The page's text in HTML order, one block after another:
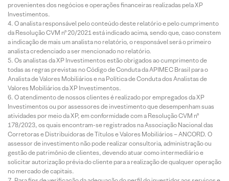
provenientes dos negócios e operações financeiras realizadas pela XP
Investimentos.
O analista responsável pelo conteúdo deste relatório e pelo cumprimento
da Resolução CVM nº 20/2021 está indicado acima, sendo que, caso constem
a indicação de mais um analista no relatório, o responsável será o primeiro
analista credenciado a ser mencionado no relatório.
Os analistas da XP Investimentos estão obrigados ao cumprimento de
todas as regras previstas no Código de Conduta da APIMEC Brasil para o
Analista de Valores Mobiliários e na Política de Conduta dos Analistas de
Valores Mobiliários da XP Investimentos.
O atendimento de nossos clientes é realizado por empregados da XP
Investimentos ou por assessores de investimento que desempenham suas
atividades por meio da XP, em conformidade com a Resolução CVM nº
178/2023, os quais encontram-se registrados na Associação Nacional das
Corretoras e Distribuidoras de Títulos e Valores Mobiliários – ANCORD. O
assessor de investimento não pode realizar consultoria, administração ou
gestão de patrimônio de clientes, devendo atuar como intermediário e
solicitar autorização prévia do cliente para a realização de qualquer operação
no mercado de capitais.